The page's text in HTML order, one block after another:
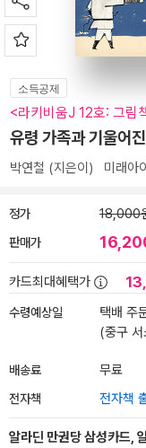
소득공제
<라키비움J 12호: 그림
유령 가족과 기울어
박연철 (지은이) 미래아
정가 18,000
판매가
카드최대혜택가
수령예상일
택배 주
(중구
배송료 무료
전자책 전자책
알라딘 만권당 삼성카드,